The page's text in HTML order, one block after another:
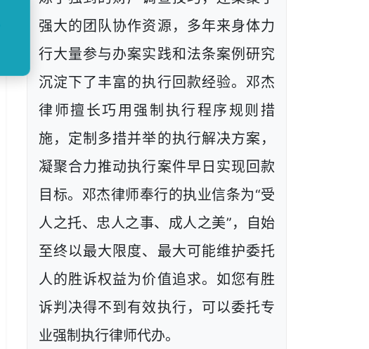
强大的团队协作资源，多年来身体力
行大量参与办案实践和法条案例研究
沉淀下了丰富的执行回款经验。邓杰
律师擅长巧用强制执行程序规则措
施，定制多措并举的执行解决方案，
凝聚合力推动执行案件早日实现回款
目标。邓杰律师奉行的执业信条为“受
人之托、忠人之事、成人之美”，自始
至终以最大限度、最大可能维护委托
人的胜诉权益为价值追求。如您有胜
诉判决得不到有效执行，可以委托专
业强制执行律师代办。